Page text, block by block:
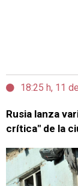
18:25 h, 11
Rusia lanza
crítica" de la